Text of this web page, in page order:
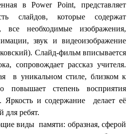
в Power Point, представляет
слайдов, которые содержат
необходимые изображения,
звук и видеоизображение
Слайд-фильм вписывается
сопровождает рассказ учителя.
в уникальном стиле, близком к
повышает степень восприятия
и содержание делает её
для ребят.
виды памяти: образная, сферой